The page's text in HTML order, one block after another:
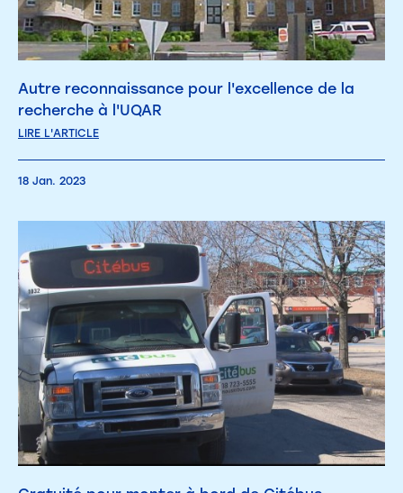
Autre reconnaissance pour l'excellence de la
recherche à l'UQAR
LIRE L'ARTICLE
18 Jan. 2023